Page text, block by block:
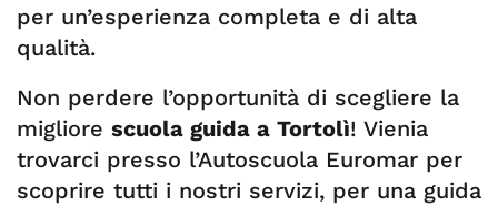
per un’esperienza completa e di alta
qualità.
Non perdere l’opportunità di scegliere la
migliore scuola guida a Tortolì! Vienia
trovarci presso l’Autoscuola Euromar per
scoprire tutti i nostri servizi, per una guida